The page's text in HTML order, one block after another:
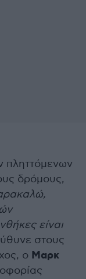
πληττόμενων
δρόμους,
είναι
στους
ο Μαρκ